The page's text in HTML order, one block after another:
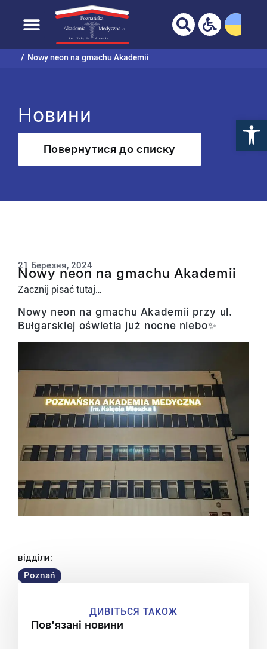
Перейти
вмісту
ВАШ БРАУЗЕР НЕ ПОВНІСТЮ
ПІДТРИМУЄТЬСЯ!
Домашня сторінка Університет
Nowy neon na gmachu Akademii
Новини
Повернутися до списку
Nowy neon na gmachu Akademii
21 Березня, 2024
Zacznij pisać tutaj…
Nowy neon na gmachu Akademii przy ul.
Bułgarskiej oświetla już nocne niebo✨
відділи:
Poznań
ДИВІТЬСЯ ТАКОЖ
Пов'язані новини